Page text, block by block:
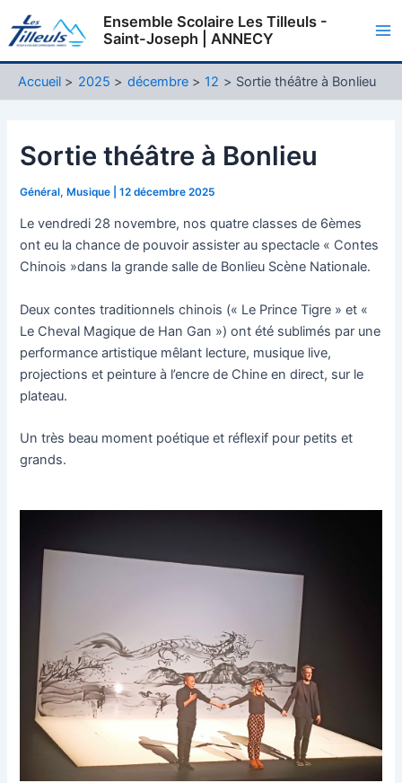
au
Ensemble Scolaire Les Tilleuls -
Saint-Joseph | ANNECY
Accueil 2025 décembre 12 Sortie théâtre à Bonlieu
Sortie théâtre à Bonlieu
Général, Musique |12 décembre 2025
Le vendredi 28 novembre, nos quatre classes de 6èmes
ont eu la chance de pouvoir assister au spectacle « Contes
Chinois »dans la grande salle de Bonlieu Scène Nationale.
Deux contes traditionnels chinois (« Le Prince Tigre » et «
Le Cheval Magique de Han Gan ») ont été sublimés par une
performance artistique mêlant lecture, musique live,
projections et peinture à l’encre de Chine en direct, sur le
plateau.
Un très beau moment poétique et réflexif pour petits et
grands.